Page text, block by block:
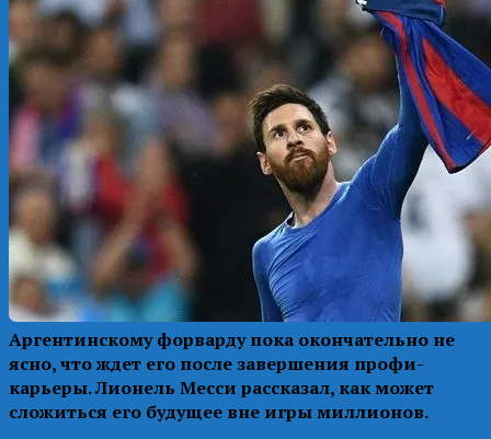
Аргентинскому форварду пока окончательно не
ясно, что ждет его после завершения профи-
карьеры. Лионель Месси рассказал, как может
сложиться его будущее вне игры миллионов.